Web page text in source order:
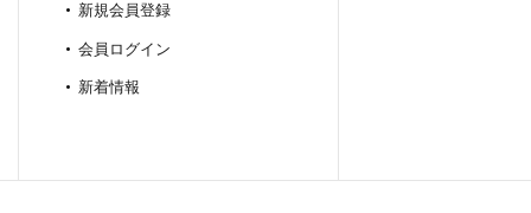
新規会員登録
会員ログイン
新着情報